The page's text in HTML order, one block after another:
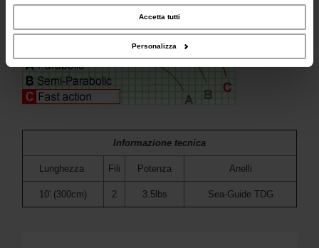
occupano di analisi dei dati web, pubblicità e social media, i quali potrebbero
combinarle con altre informazioni che hai fornito loro o che hanno raccolto dal
Accetta tutti
Personalizza
Informazione tecnica
Lunghezza Fili Potenza Anelli
10' (300cm) 2 3.5lbs Sea-Guide TDG